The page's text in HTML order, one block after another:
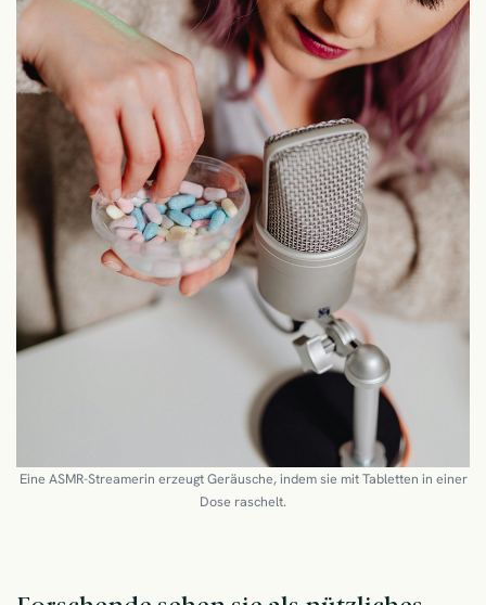
Eine ASMR-Streamerin erzeugt Geräusche, indem sie mit Tabletten in einer
Dose raschelt.